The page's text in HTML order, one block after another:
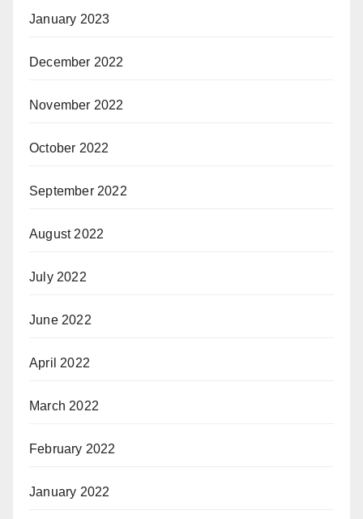
January 2023
December 2022
November 2022
October 2022
September 2022
August 2022
July 2022
June 2022
April 2022
March 2022
February 2022
January 2022